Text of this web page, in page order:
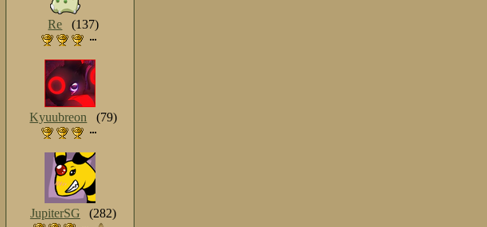
Re (137)
Kyuubreon (79)
JupiterSG (282)